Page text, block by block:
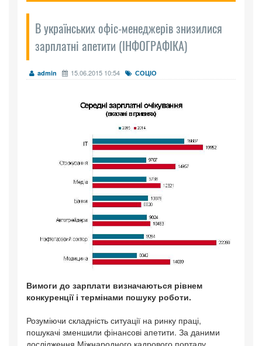
В українських офіс-менеджерів знизилися
зарплатні апетити (ІНФОГРАФІКА)
admin 15.06.2015 10:54 СОЦІО
Вимоги до зарплати визначаються рівнем
конкуренції і термінами пошуку роботи.
Розуміючи складність ситуації на ринку праці,
пошукачі зменшили фінансові апетити. За даними